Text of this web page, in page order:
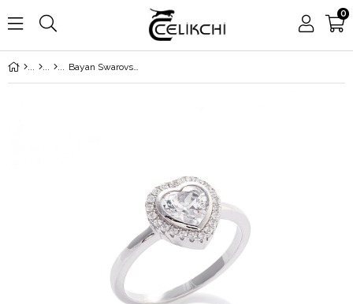
0
Bayan Swarovski Detay Kalp Model Gümüş Yüzük